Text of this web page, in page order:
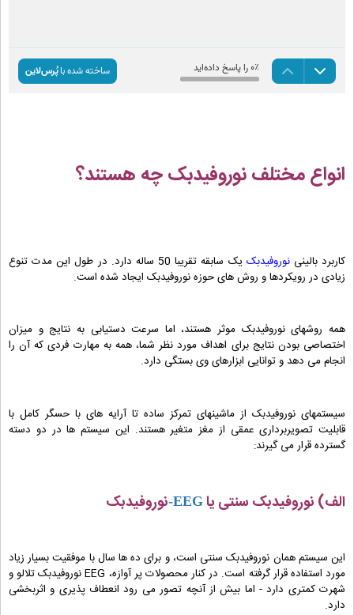
انواع مختلف نوروفیدبک چه هستند؟
کاربرد بالینینوروفیدبک
یک سابقه تقریبا 50 ساله دارد. در طول این مدت تنوع
زیادی در رویکردها و روش های حوزه نوروفیدبک ایجاد شده است.
همه روشهای نوروفیدبک موثر هستند، اما سرعت دستیابی به نتایج و میزان
اختصاصی بودن نتایج برای اهداف مورد نظر شما، همه به مهارت فردی که آن را
انجام می دهد و توانایی ابزارهای وی بستگی دارد.
سیستمهای نوروفیدبک از ماشینهای تمرکز ساده تا آرایه های با حسگر کامل با
قابلیت تصویربرداری عمقی از مغز متغیر هستند. این سیستم ها در دو دسته
گسترده قرار می گیرند:
الف) نوروفیدبک سنتی یا EEG- نوروفیدبک
این سیستم همان نوروفیدبک سنتی است، و برای ده ها سال با موفقیت بسیار زیاد
مورد استفاده قرار گرفته است. در کنار محصولات پر آوازه، EEG نوروفیدبک تلالو و
شهرت کمتری دارد - اما بیش از آنچه تصور می رود انعطاف پذیری و اثربخشی
دارد.